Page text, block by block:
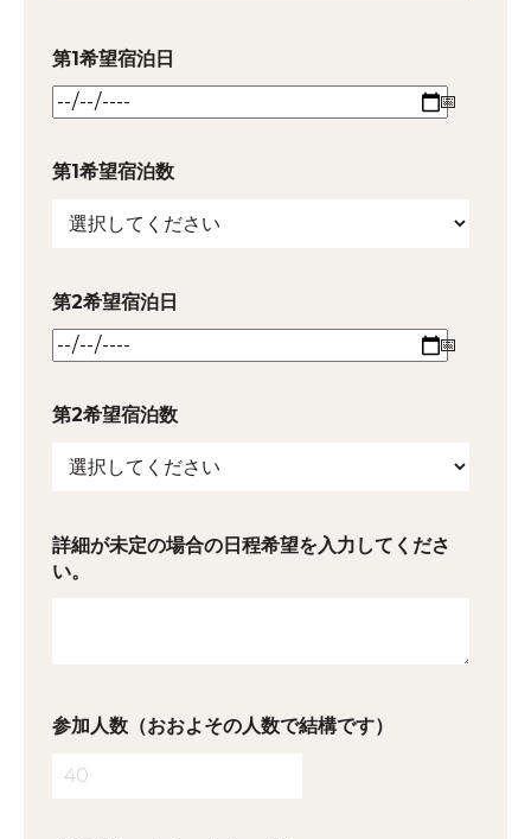
第1希望宿泊日
第1希望宿泊数
第2希望宿泊日
第2希望宿泊数
詳細が未定の場合の日程希望を入力してくださ
い。
参加人数（おおよその人数で結構です）